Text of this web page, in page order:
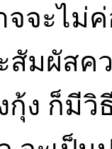
จะไม่
สัมผัสค
กุ้ง ก็มี